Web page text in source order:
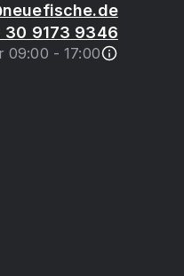
30 9173 9346
09:00 - 17:00